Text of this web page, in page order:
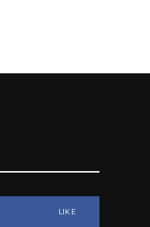
LIKE